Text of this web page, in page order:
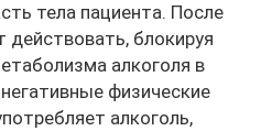
тела пациента. После
действовать, блокируя
алкоголя в
физические
алкоголь,